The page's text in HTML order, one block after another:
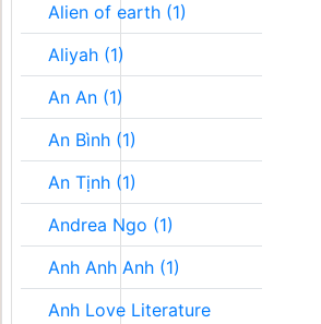
Alien of earth (1)
Aliyah (1)
An An (1)
An Bình (1)
An Tịnh (1)
Andrea Ngo (1)
Anh Anh Anh (1)
Anh Love Literature